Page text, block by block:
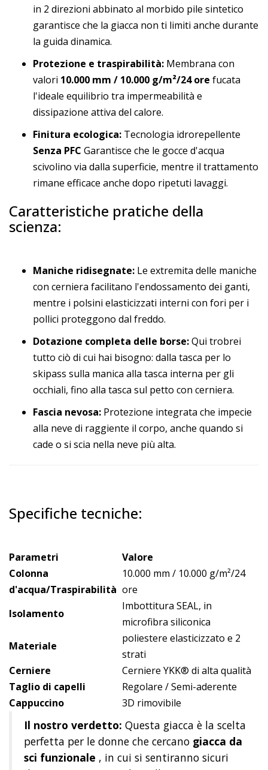
in 2 direzioni abbinato al morbido pile sintetico
garantisce che la giacca non ti limiti anche durante
la guida dinamica.
Protezione e traspirabilità: Membrana con
valori 10.000 mm / 10.000 g/m²/24 ore fucata
l'ideale equilibrio tra impermeabilità e
dissipazione attiva del calore.
Finitura ecologica: Tecnologia idrorepellente
Senza PFC Garantisce che le gocce d'acqua
scivolino via dalla superficie, mentre il trattamento
rimane efficace anche dopo ripetuti lavaggi.
Caratteristiche pratiche della
scienza:
Maniche ridisegnate: Le extremita delle maniche
con cerniera facilitano l'endossamento dei ganti,
mentre i polsini elasticizzati interni con fori per i
pollici proteggono dal freddo.
Dotazione completa delle borse:Qui trobrei
tutto ciò di cui hai bisogno: dalla tasca per lo
skipass sulla manica alla tasca interna per gli
occhiali, fino alla tasca sul petto con cerniera.
Fascia nevosa: Protezione integrata che impecie
alla neve di raggiente il corpo, anche quando si
cade o si scia nella neve più alta.
Specifiche tecniche:
Parametri
Valore
Colonna
d'acqua/Traspirabilità
10.000 mm / 10.000 g/m²/24
ore
Isolamento
Imbottitura SEAL, in
microfibra siliconica
Materiale
poliestere elasticizzato e 2
strati
Cerniere
Cerniere YKK® di alta qualità
Taglio di capelli
Regolare / Semi-aderente
Cappuccino
3D rimovibile
Il nostro verdetto: Questa giacca è la scelta
perfetta per le donne che cercano giacca da
sci funzionale , in cui si sentiranno sicuri